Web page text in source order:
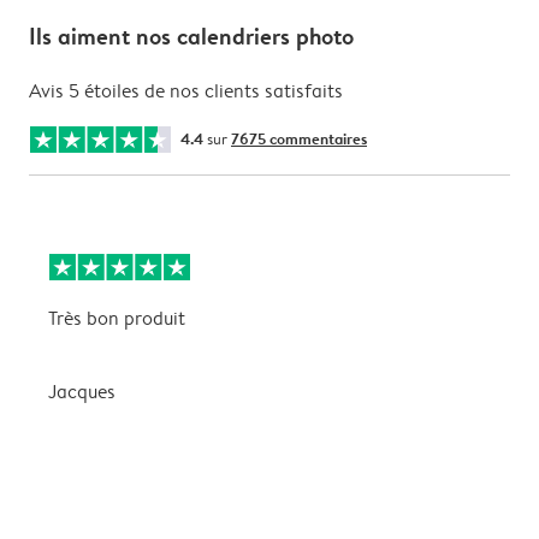
Ils aiment nos calendriers photo
Avis 5 étoiles de nos clients satisfaits
4.4sur7675 commentaires
Très bon produit
Jacques